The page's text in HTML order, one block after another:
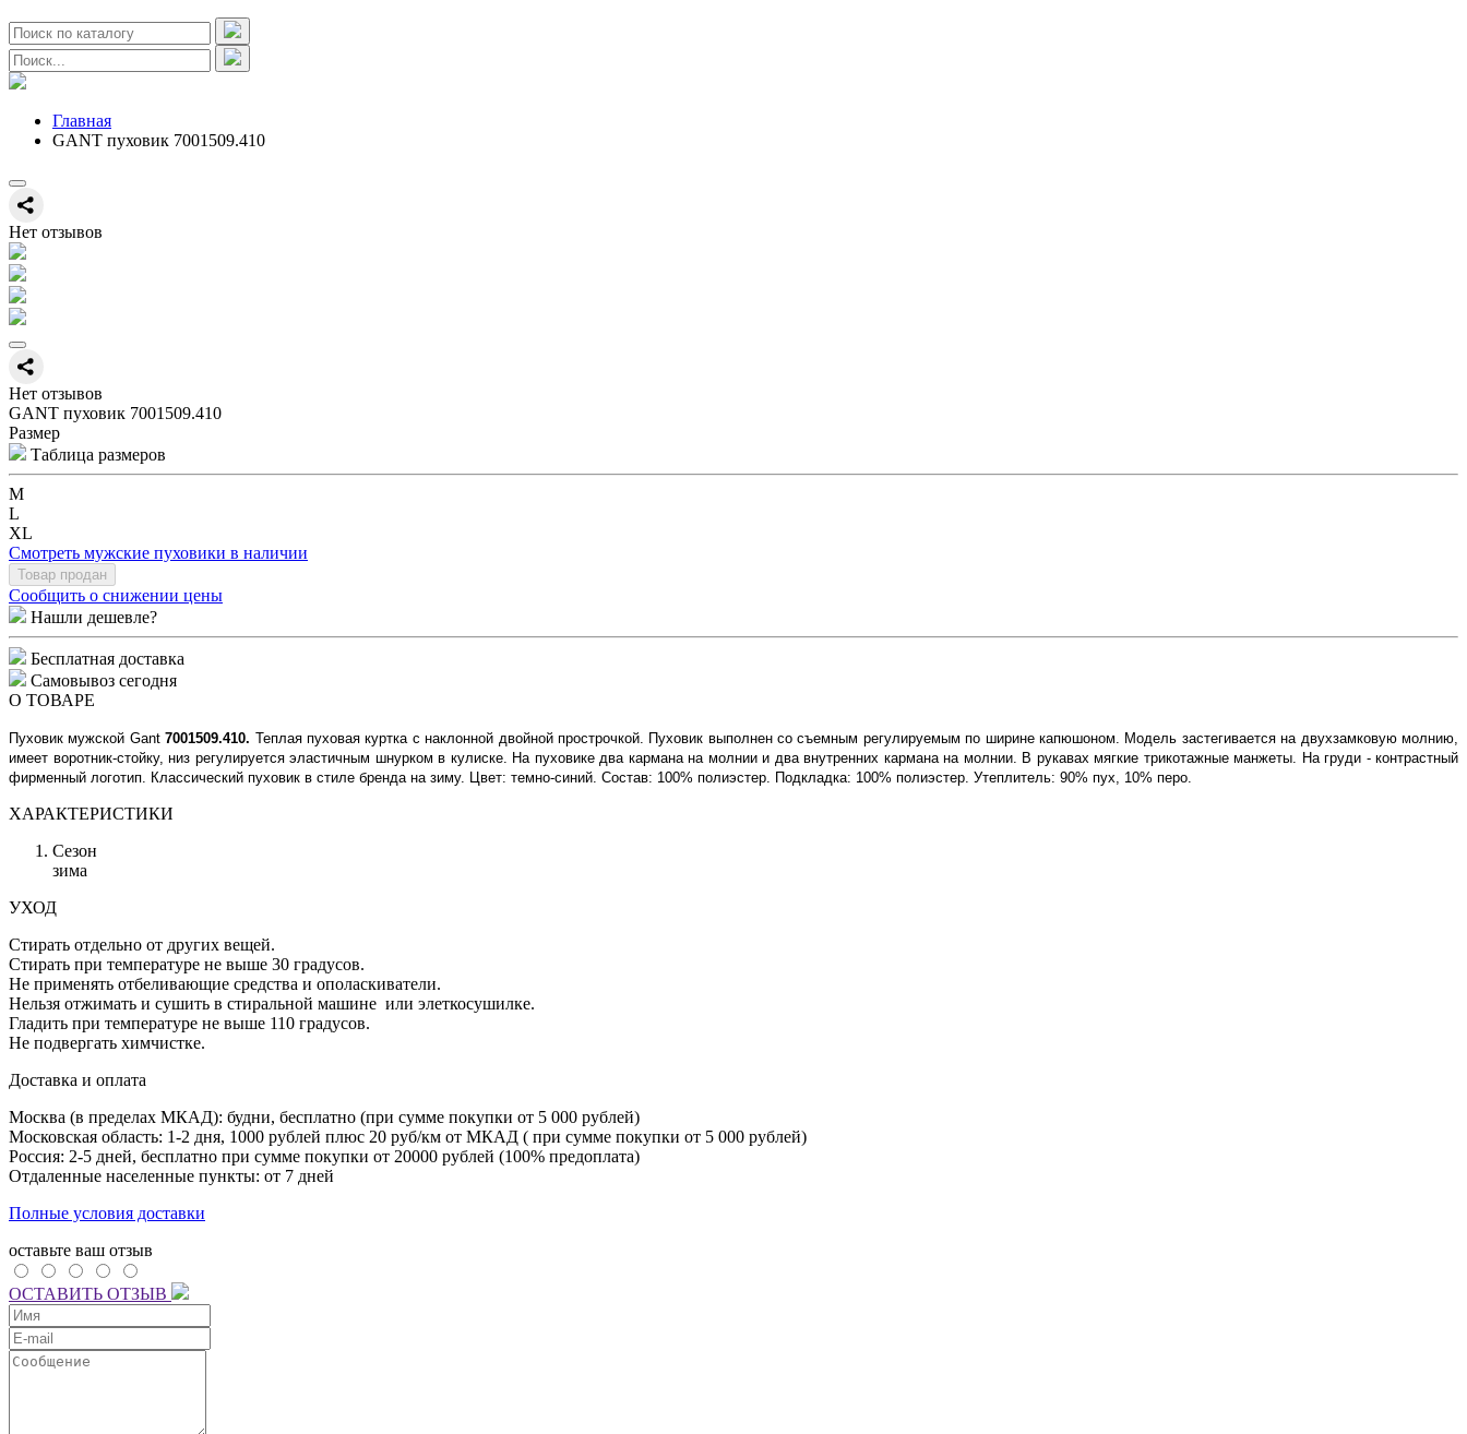
Главная
GANT пуховик 7001509.410
Нет отзывов
Нет отзывов
GANT пуховик 7001509.410
Размер
Таблица размеров
M
L
XL
Смотреть мужские пуховики в наличии
Товар продан
Сообщить о снижении цены
Нашли дешевле?
Бесплатная доставка
Самовывоз сегодня
О ТОВАРЕ
Пуховик мужской Gant7001509.410. Теплая пуховая куртка с наклонной двойной прострочкой. Пуховик выполнен со съемным регулируемым по ширине капюшоном. Модель застегивается на двухзамковую молнию,
имеет воротник-стойку, низ регулируется эластичным шнурком в кулиске. На пуховике два кармана на молнии и два внутренних кармана на молнии. В рукавах мягкие трикотажные манжеты. На груди - контрастный
фирменный логотип. Классический пуховик в стиле бренда на зиму. Цвет: темно-синий. Состав: 100% полиэстер. Подкладка: 100% полиэстер. Утеплитель: 90% пух, 10% перо.
ХАРАКТЕРИСТИКИ
Сезон
зима
УХОД
Стирать отдельно от других вещей.
Стирать при температуре не выше 30 градусов.
Не применять отбеливающие средства и ополаскиватели.
Нельзя отжимать и сушить в стиральной машине или элеткосушилке.
Гладить при температуре не выше 110 градусов.
Не подвергать химчистке.
Доставка и оплата
Москва (в пределах МКАД): будни, бесплатно (при сумме покупки от 5 000 рублей)
Московская область: 1-2 дня, 1000 рублей плюс 20 руб/км от МКАД ( при сумме покупки от 5 000 рублей)
Россия: 2-5 дней, бесплатно при сумме покупки от 20000 рублей (100% предоплата)
Отдаленные населенные пункты: от 7 дней
Полные условия доставки
оставьте ваш отзыв
ОСТАВИТЬ ОТЗЫВ